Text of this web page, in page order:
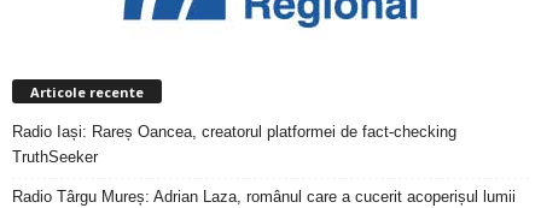
Articole recente
Radio Iași: Rareș Oancea, creatorul platformei de fact-checking
TruthSeeker
Radio Târgu Mureș: Adrian Laza, românul care a cucerit acoperișul lumii